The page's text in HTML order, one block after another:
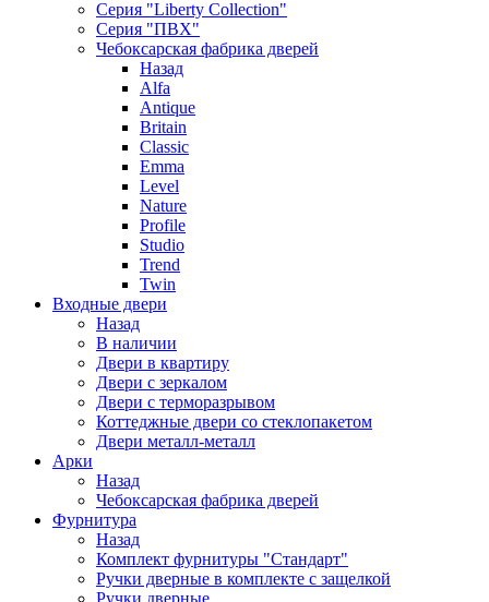
Серия "Liberty Collection"
Серия "ПВХ"
Чебоксарская фабрика дверей
Назад
Alfa
Antique
Britain
Classic
Emma
Level
Nature
Profile
Studio
Trend
Twin
Входные двери
Назад
В наличии
Двери в квартиру
Двери с зеркалом
Двери с терморазрывом
Коттеджные двери со стеклопакетом
Двери металл-металл
Арки
Назад
Чебоксарская фабрика дверей
Фурнитура
Назад
Комплект фурнитуры "Стандарт"
Ручки дверные в комплекте с защелкой